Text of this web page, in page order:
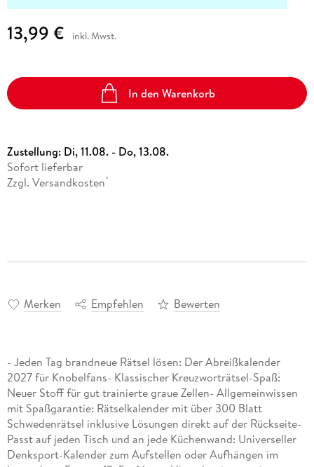
13,99 € inkl. Mwst.
In den Warenkorb
Zustellung: Di, 11.08. - Do, 13.08.
Sofort lieferbar
Zzgl. Versandkosten *
Merken Empfehlen Bewerten
- Jeden Tag brandneue Rätsel lösen: Der Abreißkalender
2027 für Knobelfans- Klassischer Kreuzworträtsel-Spaß:
Neuer Stoff für gut trainierte graue Zellen- Allgemeinwissen
mit Spaßgarantie: Rätselkalender mit über 300 Blatt
Schwedenrätsel inklusive Lösungen direkt auf der Rückseite-
Passt auf jeden Tisch und an jede Küchenwand: Universeller
Denksport-Kalender zum Aufstellen oder Aufhängen im